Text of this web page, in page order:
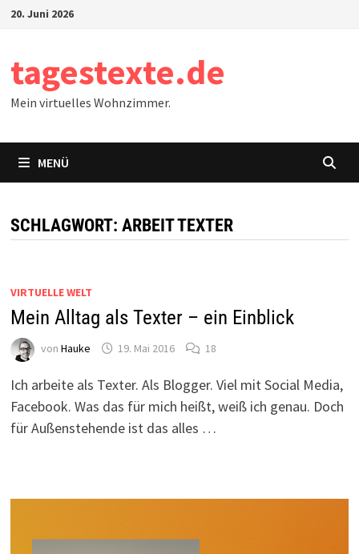
Zum20. Juni 2026
tagestexte.de
Mein virtuelles Wohnzimmer.
MENÜ
SCHLAGWORT: ARBEIT TEXTER
VIRTUELLE WELT
Mein Alltag als Texter – ein Einblick
von Hauke 19. Mai 2016 18
Ich arbeite als Texter. Als Blogger. Viel mit Social Media,
Facebook. Was das für mich heißt, weiß ich genau. Doch
für Außenstehende ist das alles …